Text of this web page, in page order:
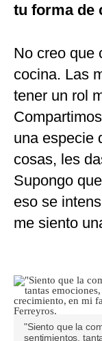
tu forma de
No creo que
cocina. Las
tener un rol
una especie
cosas, les
Supongo
eso se
me siento
"Siento que la
sentimientos,